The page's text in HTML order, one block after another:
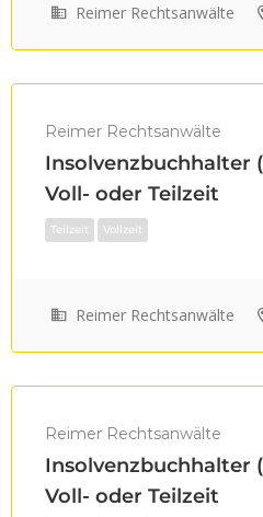
Reimer Rechtsanwälte
Reimer Rechtsanwälte
Insolvenzbuchhalter
Voll- oder Teilzeit
Teilzeit Vollzeit
Reimer Rechtsanwälte
Reimer Rechtsanwälte
Insolvenzbuchhalter
Voll- oder Teilzeit